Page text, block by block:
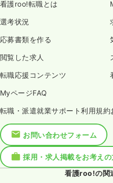
看護roo!転職とは
選考状況
応募書類を作る
閲覧した求人
転職応援コンテンツ
MyページFAQ
転職・派遣就業サポート利用規
お問い合わせフォーム
採用・求人掲載をお考えの
看護roo!の関